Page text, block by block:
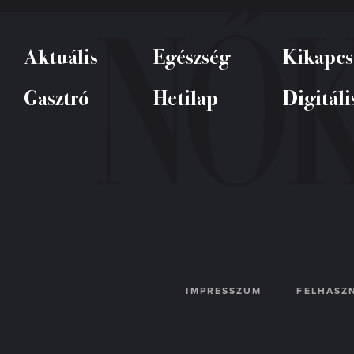
Aktuális Egészség
Kikapcs
Gasztró
Hetilap
IMPRESSZUM